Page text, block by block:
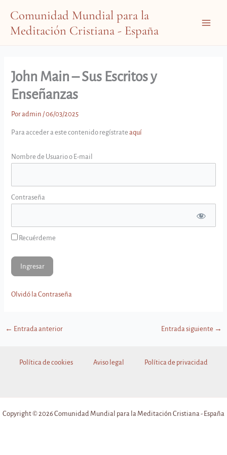
contenido
Comunidad Mundial para la
Meditación Cristiana - España
John Main – Sus Escritos y
Enseñanzas
Poradmin /06/03/2025
Para acceder a este contenido regístrateaquí
Nombre de Usuario o E-mail
Contraseña
Recuérdeme
Olvidó la Contraseña
← Entrada anterior Entrada siguiente →
Política de cookies Aviso legal Política de privacidad
Copyright © 2026 Comunidad Mundial para la Meditación Cristiana - España